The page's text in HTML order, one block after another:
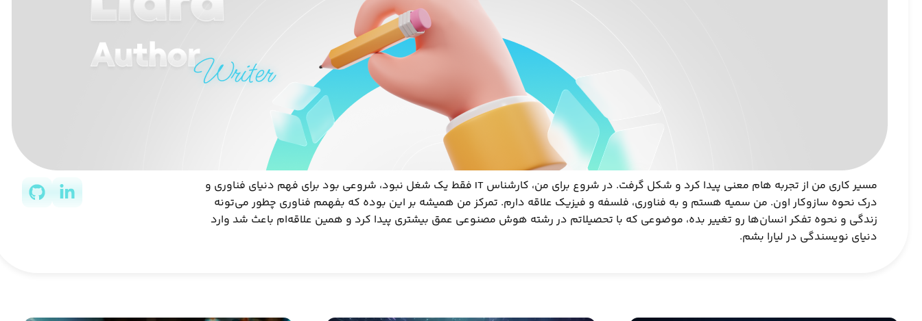
مسیر کاری من از تجربه هام معنی پیدا کرد و شکل گرفت. در شروع برای من، کارشناس IT فقط یک شغل نبود، شروعی بود برای فهم دنیای فناوری و
درک نحوه سازوکار اون. من سمیه هستم و به فناوری، فلسفه و فیزیک علاقه دارم. تمرکز من همیشه بر این بوده که بفهمم فناوری چطور می‌تونه
زندگی و نحوه تفکر انسان‌ها رو تغییر بده، موضوعی که با تحصیلاتم در رشته هوش مصنوعی عمق بیشتری پیدا کرد و همین علاقه‌ام باعث شد وارد
دنیای نویسندگی در لیارا بشم.